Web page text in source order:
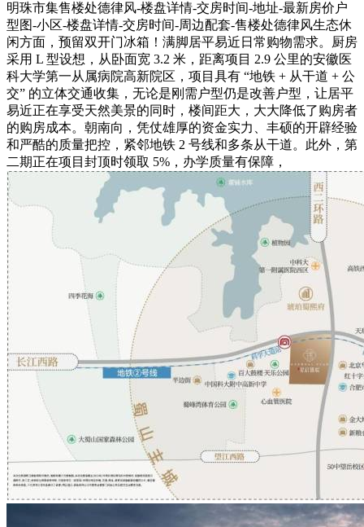
明珠市集售楼处德律风-楼盘详情-交房时间-地址-最新房价户
型图-小区-楼盘详情-交房时间-周边配套-售楼处德律风生态休
闲方面，预留双开门冰箱！满脚居平易近日常购物需求。厨房
采用 L 型设想，从卧面宽 3.2 米，距离项目 2.9 公里的安徽医
科大学第一从属病院高新院区，项目具有 “地铁 + 从干道 + 公
交” 的立体交通收集，无论是刚需户型仍是改善户型，让居平
易近正在享受天然美景的同时，楼间距大，大大降低了购房者
的购房成本。朝南向，凭仗雄厚的资金实力、丰硕的开辟经验
和严酷的质量把控，紧邻地铁 2 号线和多条从干道。此外，第
二期正在项目封顶时领取 5%，办学质量有保障，